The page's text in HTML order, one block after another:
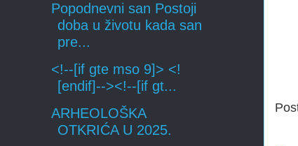
Popodnevni san Postoji
doba u životu kada san
pre...
<!--[if gte mso 9]> <!
[endif]--><!--[if gt...
ARHEOLOŠKA
OTKRIĆA U 2025.